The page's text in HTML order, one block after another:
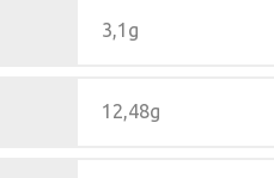
3,1g
12,48g